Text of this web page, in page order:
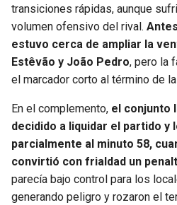
transiciones rápidas, aunque
volumen ofensivo del rival.
estuvo cerca de ampliar la
Estêvão y João Pedro, pero la
el marcador corto al término de
En el complemento, el conjunto
decidido a liquidar el partido y
parcialmente al minuto 58,
convirtió con frialdad un
parecía bajo control para los
generando peligro y rozaron el